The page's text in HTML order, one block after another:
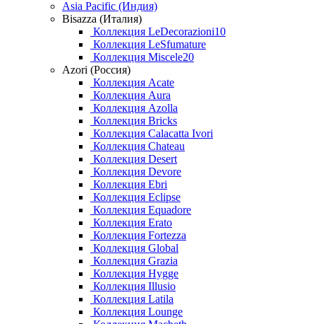
Asia Pacific (Индия)
Bisazza (Италия)
Коллекция LeDecorazioni10
Коллекция LeSfumature
Коллекция Miscele20
Azori (Россия)
Коллекция Acate
Коллекция Aura
Коллекция Azolla
Коллекция Bricks
Коллекция Calacatta Ivori
Коллекция Chateau
Коллекция Desert
Коллекция Devore
Коллекция Ebri
Коллекция Eclipse
Коллекция Equadore
Коллекция Erato
Коллекция Fortezza
Коллекция Global
Коллекция Grazia
Коллекция Hygge
Коллекция Illusio
Коллекция Latila
Коллекция Lounge